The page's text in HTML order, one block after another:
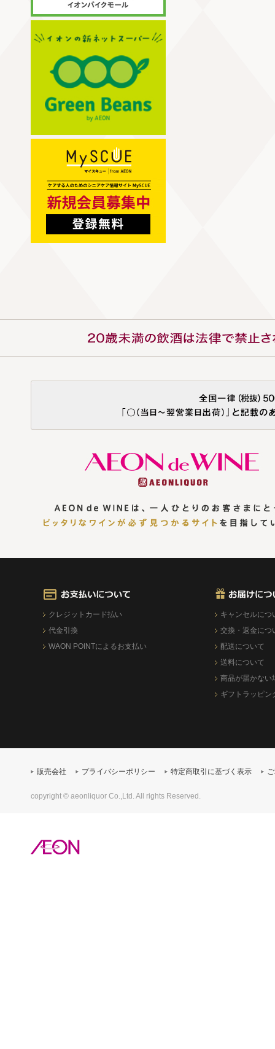
クレジットカード払い
代金引換
WAON POINTによるお支払い
キャンセルにつ
交換・返金につ
配送について
送料について
商品が届かない
ギフトラッピン
販売会社 プライバシーポリシー 特定商取引に基づく表示
copyright © aeonliquor Co.,Ltd. All rights Reserved.